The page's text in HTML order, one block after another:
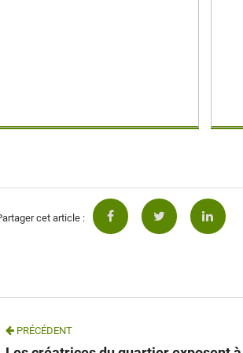
cet article :
PRÉCÉDENT